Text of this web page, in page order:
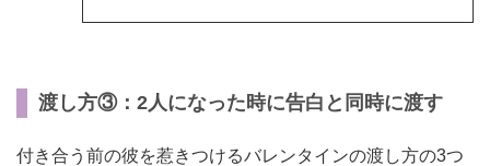
渡し方③：2人になった時に告白と同時に渡す
付き合う前の彼を惹きつけるバレンタインの渡し方の3つ